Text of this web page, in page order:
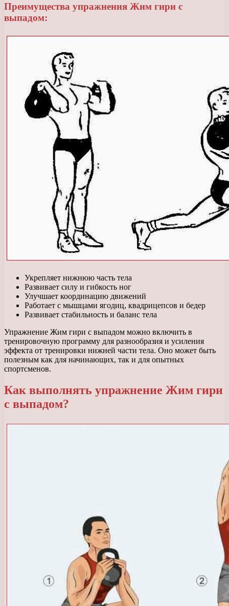
Преимущества упражнения Жим гири с
выпадом:
Укрепляет нижнюю часть тела
Развивает силу и гибкость ног
Улучшает координацию движений
Работает с мышцами ягодиц, квадрицепсов и бедер
Развивает стабильность и баланс тела
Упражнение Жим гири с выпадом можно включить в
тренировочную программу для разнообразия и усиления
эффекта от тренировки нижней части тела. Оно может быть
полезным как для начинающих, так и для опытных
спортсменов.
Как выполнять упражнение Жим гири
с выпадом?